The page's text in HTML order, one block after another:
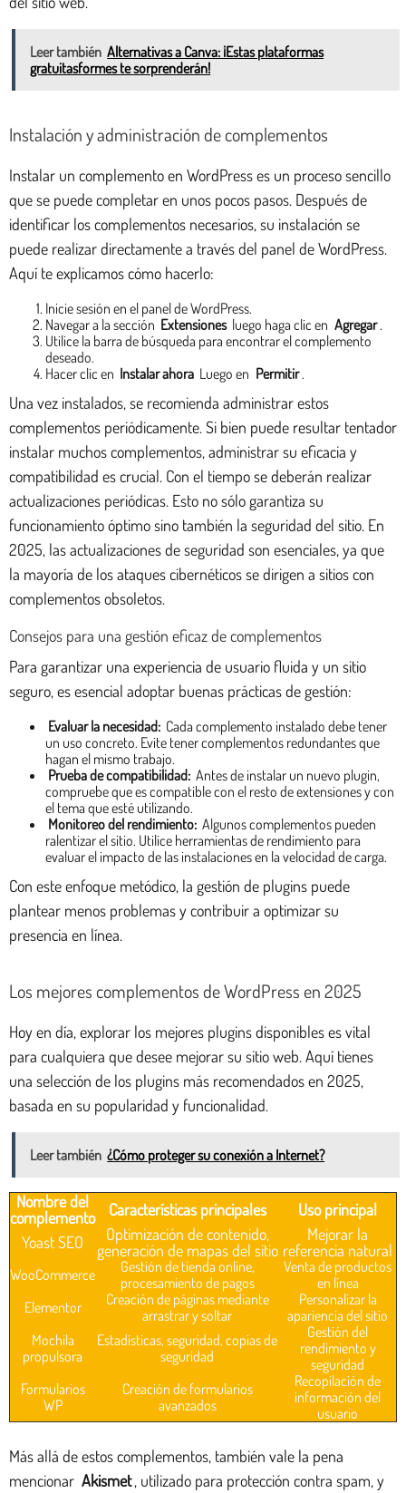
Leer también Alternativas a Canva: ¡Estas plataformas
gratuitasformes te sorprenderán!
Instalación y administración de complementos
Instalar un complemento en WordPress es un proceso sencillo
que se puede completar en unos pocos pasos. Después de
identificar los complementos necesarios, su instalación se
puede realizar directamente a través del panel de WordPress.
Aquí te explicamos cómo hacerlo:
Inicie sesión en el panel de WordPress.
Navegar a la sección Extensiones luego haga clic en Agregar .
Utilice la barra de búsqueda para encontrar el complemento
deseado.
Hacer clic en Instalar ahora Luego en Permitir .
Una vez instalados, se recomienda administrar estos
complementos periódicamente. Si bien puede resultar tentador
instalar muchos complementos, administrar su eficacia y
compatibilidad es crucial. Con el tiempo se deberán realizar
actualizaciones periódicas. Esto no sólo garantiza su
funcionamiento óptimo sino también la seguridad del sitio. En
2025, las actualizaciones de seguridad son esenciales, ya que
la mayoría de los ataques cibernéticos se dirigen a sitios con
complementos obsoletos.
Consejos para una gestión eficaz de complementos
Para garantizar una experiencia de usuario fluida y un sitio
seguro, es esencial adoptar buenas prácticas de gestión:
Evaluar la necesidad: Cada complemento instalado debe tener
un uso concreto. Evite tener complementos redundantes que
hagan el mismo trabajo.
Prueba de compatibilidad: Antes de instalar un nuevo plugin,
compruebe que es compatible con el resto de extensiones y con
el tema que esté utilizando.
Monitoreo del rendimiento: Algunos complementos pueden
ralentizar el sitio. Utilice herramientas de rendimiento para
evaluar el impacto de las instalaciones en la velocidad de carga.
Con este enfoque metódico, la gestión de plugins puede
plantear menos problemas y contribuir a optimizar su
presencia en línea.
Los mejores complementos de WordPress en 2025
Hoy en día, explorar los mejores plugins disponibles es vital
para cualquiera que desee mejorar su sitio web. Aquí tienes
una selección de los plugins más recomendados en 2025,
basada en su popularidad y funcionalidad.
Leer también ¿Cómo proteger su conexión a Internet?
Nombre del
complemento
Características principales
Uso principal
Yoast SEO
Optimización de contenido,
generación de mapas del sitio
Mejorar la
referencia natural
WooCommerce
Gestión de tienda online,
procesamiento de pagos
Venta de productos
en línea
Elementor
Creación de páginas mediante
arrastrar y soltar
Personalizar la
apariencia del sitio
Mochila
propulsora
Estadísticas, seguridad, copias de
seguridad
Gestión del
rendimiento y
seguridad
Formularios
WP
Creación de formularios
avanzados
Recopilación de
información del
usuario
Más allá de estos complementos, también vale la pena
mencionar Akismet , utilizado para protección contra spam, y